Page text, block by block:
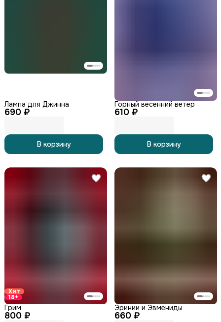
690 ₽
Лампа для Джинна
В корзину
610 ₽
Горный весенний ветер
В корзину
Хит
18+
800 ₽
Грим
660 ₽
Эринии и Эвмениды